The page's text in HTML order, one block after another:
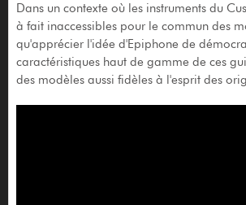
Dans un contexte où les instruments du
à fait inaccessibles pour le commun des
qu'apprécier l'idée d'Epiphone de
caractéristiques haut de gamme de ces
des modèles aussi fidèles à l'esprit des